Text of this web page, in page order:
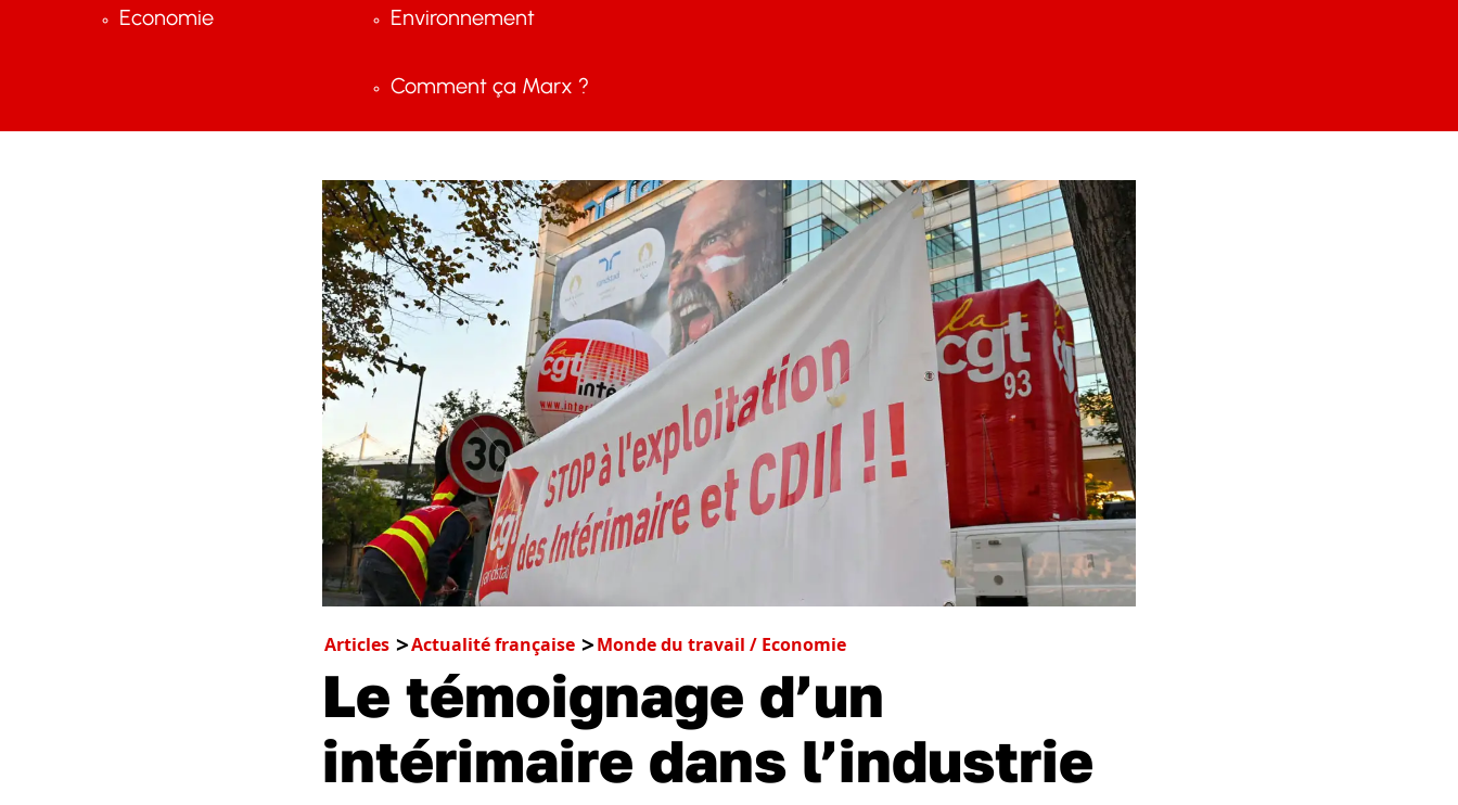
Economie Environnement
Comment ça Marx ?
Articles Actualité française Monde du travail / Economie
Le témoignage d’un
intérimaire dans l’industrie